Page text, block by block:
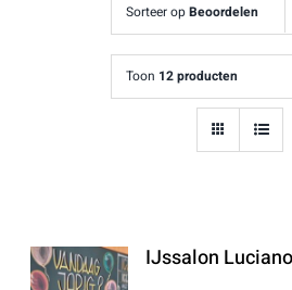
Sorteer opBeoordelen
Toon 12 producten
IJssalon Luciano